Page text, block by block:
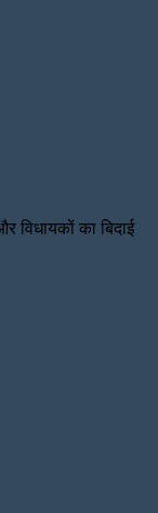
विधायकों का बिदाई